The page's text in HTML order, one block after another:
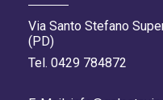
Via Santo Stefano
(PD)
Tel. 0429 784872